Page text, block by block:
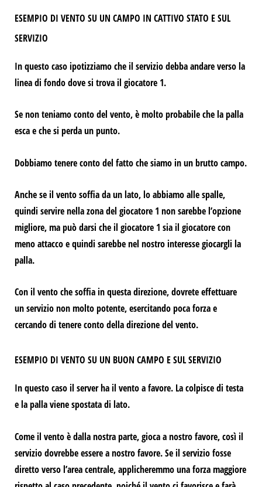
ESEMPIO DI VENTO SU UN CAMPO IN CATTIVO STATO E SUL
SERVIZIO
In questo caso ipotizziamo che il servizio debba andare verso la
linea di fondo dove si trova il giocatore 1.
Se non teniamo conto del vento, è molto probabile che la palla
esca e che si perda un punto.
Dobbiamo tenere conto del fatto che siamo in un brutto campo.
Anche se il vento soffia da un lato, lo abbiamo alle spalle,
quindi servire nella zona del giocatore 1 non sarebbe l’opzione
migliore, ma può darsi che il giocatore 1 sia il giocatore con
meno attacco e quindi sarebbe nel nostro interesse giocargli la
palla.
Con il vento che soffia in questa direzione, dovrete effettuare
un servizio non molto potente, esercitando poca forza e
cercando di tenere conto della direzione del vento.
ESEMPIO DI VENTO SU UN BUON CAMPO E SUL SERVIZIO
In questo caso il server ha il vento a favore. La colpisce di testa
e la palla viene spostata di lato.
Come il vento è dalla nostra parte, gioca a nostro favore, così il
servizio dovrebbe essere a nostro favore.Se il servizio fosse
diretto verso l’area centrale, applicheremmo una forza maggiore